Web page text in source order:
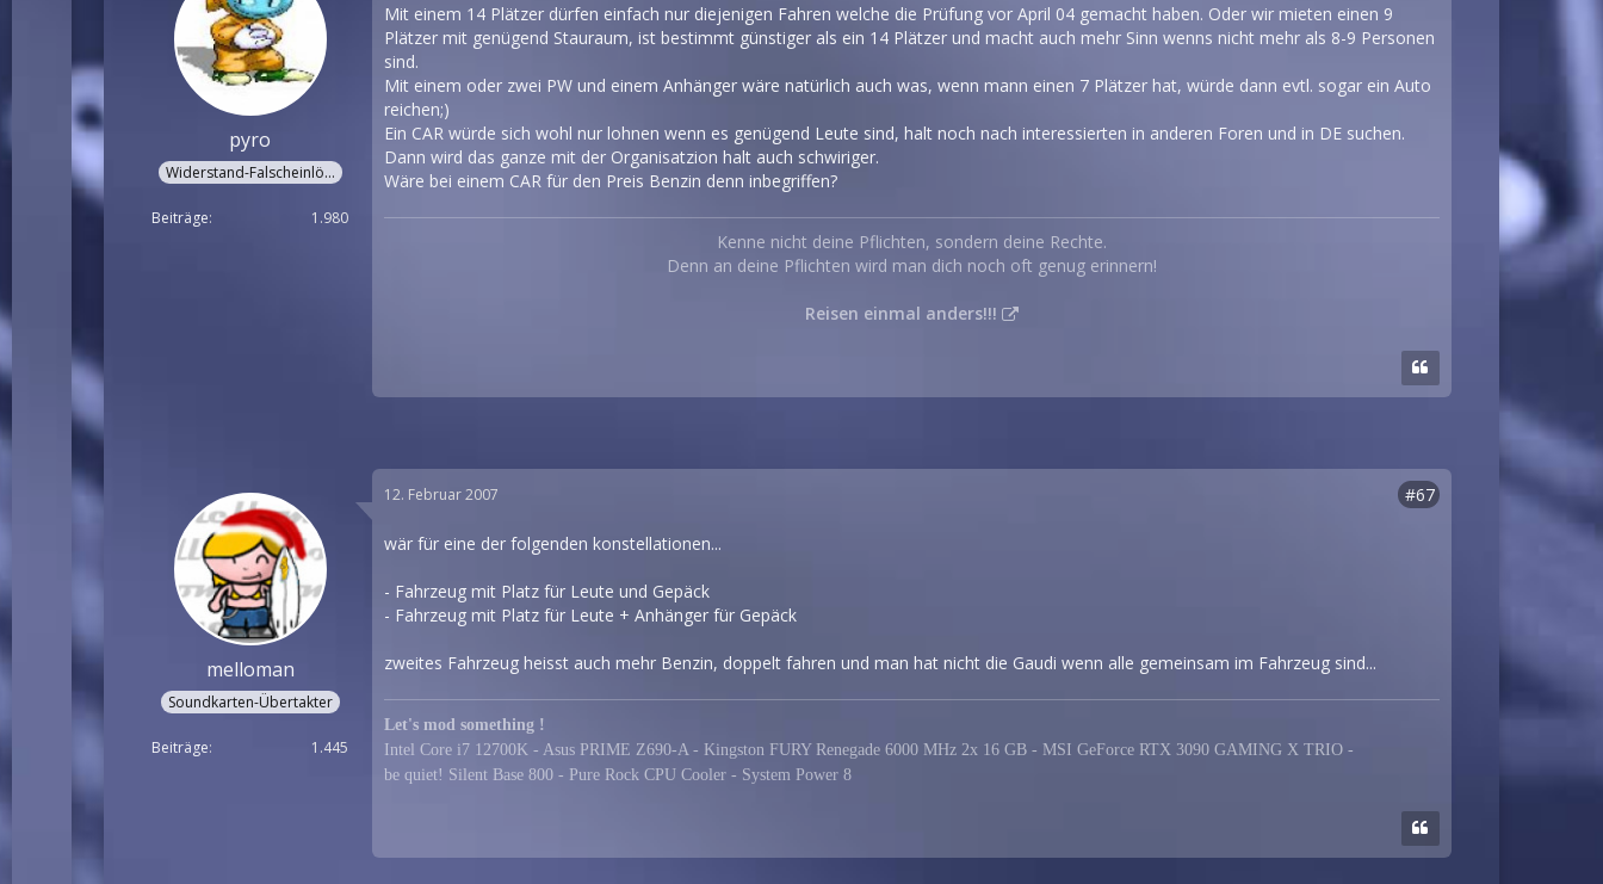
pyro
Widerstand-Falscheinlöter
Beiträge 1.980
Mit einem 14 Plätzer dürfen einfach nur diejenigen Fahren welche die Prüfung vor April 04 gemacht haben. Oder wir mieten einen 9
Plätzer mit genügend Stauraum, ist bestimmt günstiger als ein 14 Plätzer und macht auch mehr Sinn wenns nicht mehr als 8-9 Personen
sind.
Mit einem oder zwei PW und einem Anhänger wäre natürlich auch was, wenn mann einen 7 Plätzer hat, würde dann evtl. sogar ein Auto
reichen;)
Ein CAR würde sich wohl nur lohnen wenn es genügend Leute sind, halt noch nach interessierten in anderen Foren und in DE suchen.
Dann wird das ganze mit der Organisatzion halt auch schwiriger.
Wäre bei einem CAR für den Preis Benzin denn inbegriffen?
Kenne nicht deine Pflichten, sondern deine Rechte.
Denn an deine Pflichten wird man dich noch oft genug erinnern!
Reisen einmal anders!!!
melloman
Soundkarten-Übertakter
Beiträge 1.445
12. Februar 2007 #67
wär für eine der folgenden konstellationen...
- Fahrzeug mit Platz für Leute und Gepäck
- Fahrzeug mit Platz für Leute + Anhänger für Gepäck
zweites Fahrzeug heisst auch mehr Benzin, doppelt fahren und man hat nicht die Gaudi wenn alle gemeinsam im Fahrzeug sind...
Let's mod something !
Intel Core i7 12700K - Asus PRIME Z690-A - Kingston FURY Renegade 6000 MHz 2x 16 GB - MSI GeForce RTX 3090 GAMING X TRIO -
be quiet! Silent Base 800 - Pure Rock CPU Cooler - System Power 8